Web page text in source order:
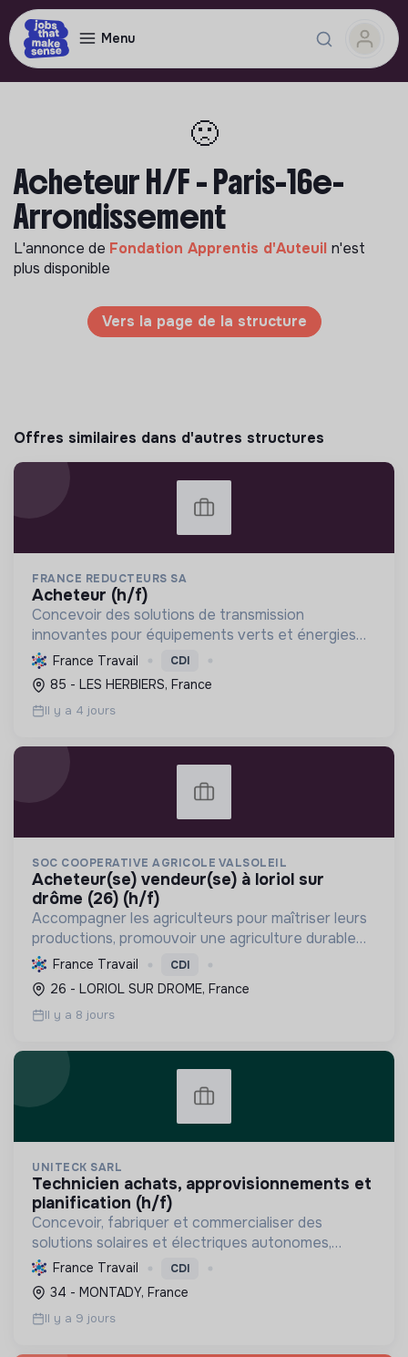
Menu
🙁
Acheteur H/F - Paris-16e-
Arrondissement
L'annonce de Fondation Apprentis d'Auteuil n'est
plus disponible
Vers la page de la structure
Offres similaires dans d'autres structures
FRANCE REDUCTEURS SA
acheteur (h/f)
Concevoir des solutions de transmission
innovantes pour équipements verts et énergies
renouvelables. Pionnier de l'électrification, nous
réduisons les émissions et dépendance aux terres
rares pour un ...
France Travail CDI
85 - LES HERBIERS, France
Il y a 4 jours
SOC COOPERATIVE AGRICOLE VALSOLEIL
acheteur(se) vendeur(se) à loriol sur
drôme (26) (h/f)
Accompagner les agriculteurs pour maîtriser leurs
productions, promouvoir une agriculture durable
(bio, HVE, faible en pesticides), soutenir le
commerce équitable et local, et préserver les
ressources...
France Travail CDI
26 - LORIOL SUR DROME, France
Il y a 8 jours
UNITECK SARL
technicien achats, approvisionnements et
planification (h/f)
Concevoir, fabriquer et commercialiser des
solutions solaires et électriques autonomes,
fiables et françaises, pour des applications
embarquées et sites isolés, favorisant la transition
écologique.
France Travail CDI
34 - MONTADY, France
Il y a 9 jours